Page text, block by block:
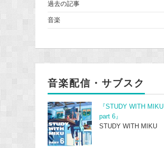
過去の記事
音楽
音楽配信・サブスク
『STUDY WITH MIKU
part 6』
STUDY WITH MIKU